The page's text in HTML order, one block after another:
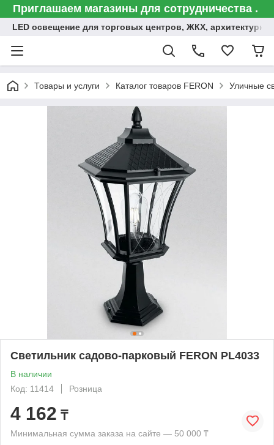
Приглашаем магазины для сотрудничества .
LED освещение для торговых центров, ЖКХ,
Товары и услуги Каталог товаров FERON Уличные
Светильник садово-парковый FERON PL4033
В наличии
Код: 11414
Розница
4 162 ₸
Минимальная сумма заказа на сайте — 50 000 ₸